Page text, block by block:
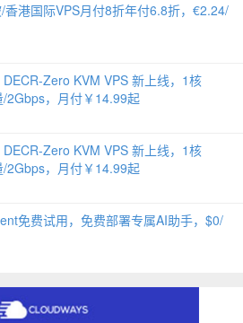
港国际VPS月付8折年付6.8折，€2.24/
Zero KVM VPS 新上线，1核
2Gbps，月付￥14.99起
Zero KVM VPS 新上线，1核
2Gbps，月付￥14.99起
免费试用，免费部署专属AI助手，$0/